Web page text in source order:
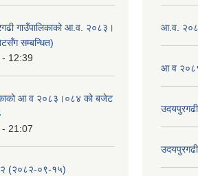
गाउँपालिकाको आ.व. २०८३।
सम्बन्धित)
12:39
आ व २०८३।०८४ को बजेट
21:07
(२०८२-०९-१५)
आ.व.
आ व